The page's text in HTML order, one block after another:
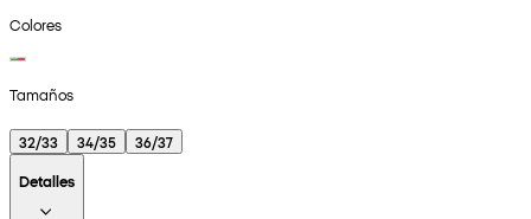
Colores
Tamaños
32/33 34/35
36/37
Detalles